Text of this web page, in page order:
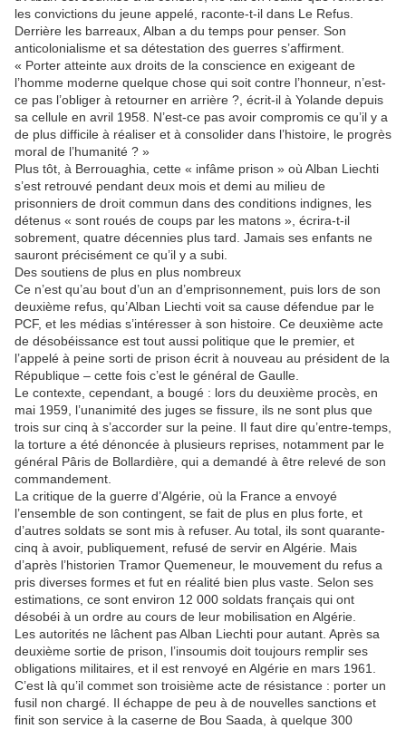
les convictions du jeune appelé, raconte-t-il dans Le Refus.
Derrière les barreaux, Alban a du temps pour penser. Son
anticolonialisme et sa détestation des guerres s’affirment.
« Porter atteinte aux droits de la conscience en exigeant de
l’homme moderne quelque chose qui soit contre l’honneur, n’est-
ce pas l’obliger à retourner en arrière ?, écrit-il à Yolande depuis
sa cellule en avril 1958. N’est-ce pas avoir compromis ce qu’il y a
de plus difficile à réaliser et à consolider dans l’histoire, le progrès
moral de l’humanité ? »
Plus tôt, à Berrouaghia, cette « infâme prison » où Alban Liechti
s’est retrouvé pendant deux mois et demi au milieu de
prisonniers de droit commun dans des conditions indignes, les
détenus « sont roués de coups par les matons », écrira-t-il
sobrement, quatre décennies plus tard. Jamais ses enfants ne
sauront précisément ce qu’il y a subi.
Des soutiens de plus en plus nombreux
Ce n’est qu’au bout d’un an d’emprisonnement, puis lors de son
deuxième refus, qu’Alban Liechti voit sa cause défendue par le
PCF, et les médias s’intéresser à son histoire. Ce deuxième acte
de désobéissance est tout aussi politique que le premier, et
l’appelé à peine sorti de prison écrit à nouveau au président de la
République – cette fois c’est le général de Gaulle.
Le contexte, cependant, a bougé : lors du deuxième procès, en
mai 1959, l’unanimité des juges se fissure, ils ne sont plus que
trois sur cinq à s’accorder sur la peine. Il faut dire qu’entre-temps,
la torture a été dénoncée à plusieurs reprises, notamment par le
général Pâris de Bollardière, qui a demandé à être relevé de son
commandement.
La critique de la guerre d’Algérie, où la France a envoyé
l’ensemble de son contingent, se fait de plus en plus forte, et
d’autres soldats se sont mis à refuser. Au total, ils sont quarante-
cinq à avoir, publiquement, refusé de servir en Algérie. Mais
d’après l’historien Tramor Quemeneur, le mouvement du refus a
pris diverses formes et fut en réalité bien plus vaste. Selon ses
estimations, ce sont environ 12 000 soldats français qui ont
désobéi à un ordre au cours de leur mobilisation en Algérie.
Les autorités ne lâchent pas Alban Liechti pour autant. Après sa
deuxième sortie de prison, l’insoumis doit toujours remplir ses
obligations militaires, et il est renvoyé en Algérie en mars 1961.
C’est là qu’il commet son troisième acte de résistance : porter un
fusil non chargé. Il échappe de peu à de nouvelles sanctions et
finit son service à la caserne de Bou Saada, à quelque 300